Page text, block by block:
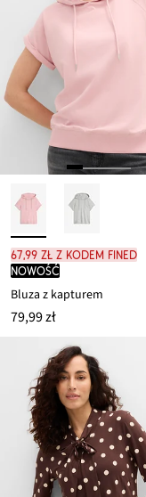
67,99 zł z kodem FINED
nowość
Bluza z kapturem
79,99 zł